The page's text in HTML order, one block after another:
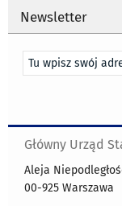
Newsletter
Główny Urząd
Aleja
00-925 Warszawa